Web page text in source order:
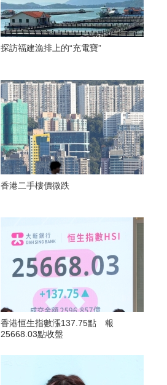
探訪福建漁排上的“充電寶”
香港二手樓價微跌
香港恒生指數漲137.75點 報
25668.03點收盤